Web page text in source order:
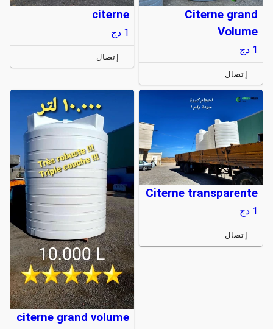
Citerne grand
Volume
1 دج
إتصال
citerne
1 دج
إتصال
Citerne transparente
1 دج
إتصال
citerne grand volume